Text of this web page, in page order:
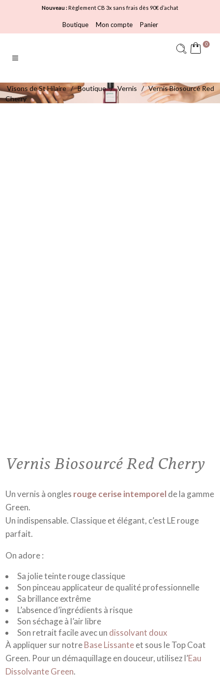
Nouveau :Règlement CB 3x sans frais dès 90€ d’achat
Boutique Mon compte Panier
0
Visons de St Hilaire / Boutique / Vernis / Vernis Biosourcé Red
Cherry
Vernis Biosourcé Red Cherry
Un vernis à ongles rouge cerise intemporel de la gamme
Green.
Un indispensable. Classique et élégant, c’est LE rouge
parfait.
On adore :
Sa jolie teinte rouge classique
Son pinceau applicateur de qualité professionnelle
Sa brillance extrême
L’absence d’ingrédients à risque
Son séchage à l’air libre
Son retrait facile avec un dissolvant doux
À appliquer sur notreBase Lissanteet sous le Top Coat
Green. Pour un démaquillage en douceur, utilisez l’Eau
Dissolvante Green.